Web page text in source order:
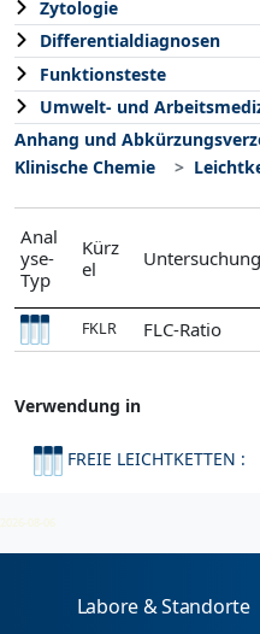
Zytologie
Differentialdiagnosen
Funktionsteste
Umwelt- und
Anhang und
Klinische Chemie
Anal
yse-
Typ
Kürz
el
Untersuchung
FKLR FLC-Ratio
Verwendung in
FREIE LEICHTKETTEN :
2026-08-06
Labore & Standorte